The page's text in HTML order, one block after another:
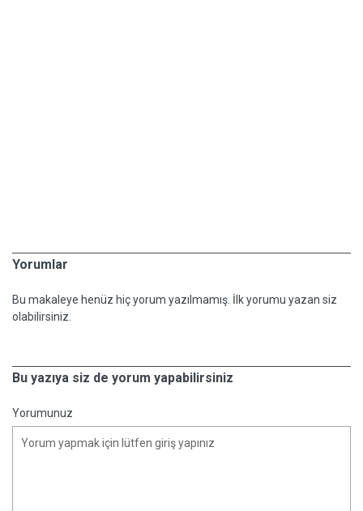
Yorumlar
Bu makaleye henüz hiç yorum yazılmamış. İlk yorumu yazan siz
olabilirsiniz.
Bu yazıya siz de yorum yapabilirsiniz
Yorumunuz